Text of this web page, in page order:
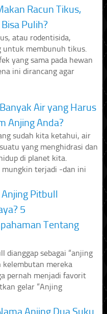
Racun Tikus,
Pulih?
atau rodentisida,
untuk membunuh tikus.
yang sama pada hewan
ini dirancang agar
Air yang Harus
Anjing Anda?
sudah kita ketahui, air
yang menghidrasi dan
di planet kita.
mungkin terjadi -dan ini
Pitbull
5
Tentang
sebagai “anjing
kelembutan mereka
pernah menjadi favorit
gelar “Anjing
Anjing Dua Suku